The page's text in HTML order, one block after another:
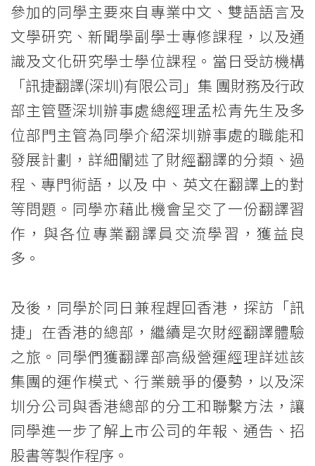
活
動」
系
列
<br/>
財
經
翻
譯
初
探
深
圳
香
港
參加的同學主要來自專業中文、雙語語言及
文學研究、新聞學副學士專修課程，以及通
識及文化研究學士學位課程。當日受訪機構
「訊捷翻譯(深圳)有限公司」集 團財務及行政
部主管暨深圳辦事處總經理孟松青先生及多
位部門主管為同學介紹深圳辦事處的職能和
發展計劃，詳細闡述了財經翻譯的分類、過
程、專門術語，以及 中、英文在翻譯上的對
等問題。同學亦藉此機會呈交了一份翻譯習
作，與各位專業翻譯員交流學習，獲益良
多。
及後，同學於同日兼程趕回香港，探訪「訊
捷」在香港的總部，繼續是次財經翻譯體驗
之旅。同學們獲翻譯部高級營運經理詳述該
集團的運作模式、行業競爭的優勢，以及深
圳分公司與香港總部的分工和聯繫方法，讓
同學進一步了解上市公司的年報、通告、招
股書等製作程序。